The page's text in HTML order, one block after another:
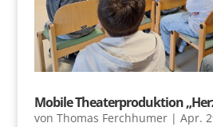
Mobile Theaterproduktion
von Thomas Ferchhumer| Apr.